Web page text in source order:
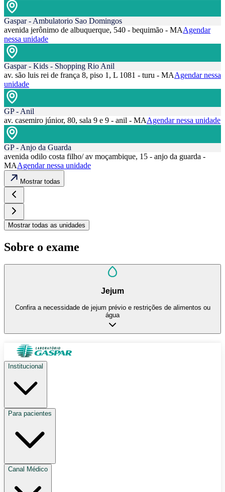
Gaspar - Ambulatorio Sao Domingos
avenida jerônimo de albuquerque, 540 - bequimão - MAAgendar
nessa unidade
Gaspar - Kids - Shopping Rio Anil
av. são luis rei de frança 8, piso 1, L 1081 - turu - MAAgendar nessa
unidade
GP - Anil
av. casemiro júnior, 80, sala 9 e 9 - anil - MAAgendar nessa unidade
GP - Anjo da Guarda
avenida odilo costa filho/ av moçambique, 15 - anjo da guarda -
MAAgendar nessa unidade
Mostrar todas
Mostrar todas as unidades
Sobre o exame
Jejum
Confira a necessidade de jejum prévio e restrições de alimentos ou
água
Institucional
Para pacientes
Canal Médico